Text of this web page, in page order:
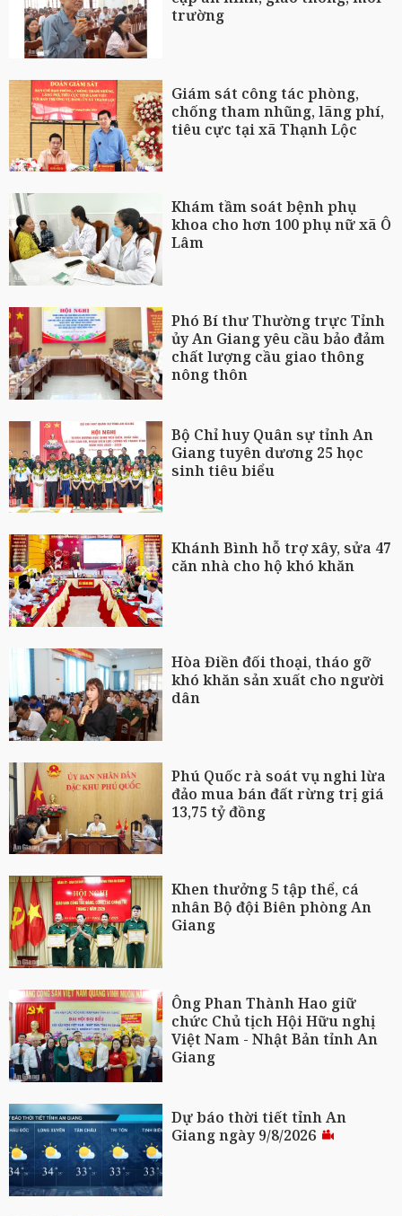
trường
Giám sát công tác phòng,
chống tham nhũng, lãng phí,
tiêu cực tại xã Thạnh Lộc
Khám tầm soát bệnh phụ
khoa cho hơn 100 phụ nữ xã Ô
Lâm
Phó Bí thư Thường trực Tỉnh
ủy An Giang yêu cầu bảo đảm
chất lượng cầu giao thông
nông thôn
Bộ Chỉ huy Quân sự tỉnh An
Giang tuyên dương 25 học
sinh tiêu biểu
Khánh Bình hỗ trợ xây, sửa 47
căn nhà cho hộ khó khăn
Hòa Điền đối thoại, tháo gỡ
khó khăn sản xuất cho người
dân
Phú Quốc rà soát vụ nghi lừa
đảo mua bán đất rừng trị giá
13,75 tỷ đồng
Khen thưởng 5 tập thể, cá
nhân Bộ đội Biên phòng An
Giang
Ông Phan Thành Hao giữ
chức Chủ tịch Hội Hữu nghị
Việt Nam - Nhật Bản tỉnh An
Giang
Dự báo thời tiết tỉnh An
Giang ngày 9/8/2026